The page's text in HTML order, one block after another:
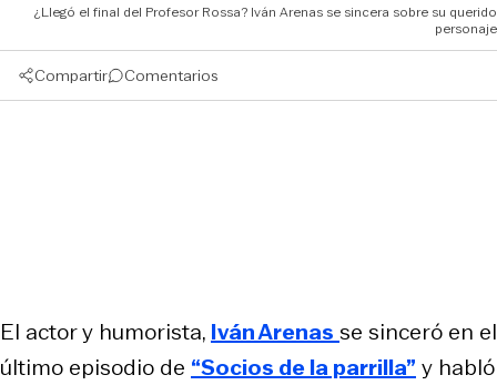
¿Llegó el final del Profesor Rossa? Iván Arenas se sincera sobre su querido
personaje
Compartir Comentarios
El actor y humorista, Iván Arenas se sinceró en el
último episodio de “Socios de la parrilla” y habló